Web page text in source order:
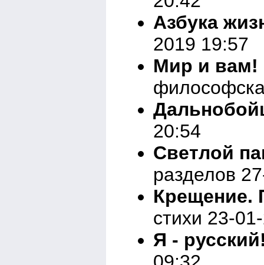
Азбука
2019 19:57
Мир и
20:54
Светлой
разделов
Крещение.
стихи 23-
Я -